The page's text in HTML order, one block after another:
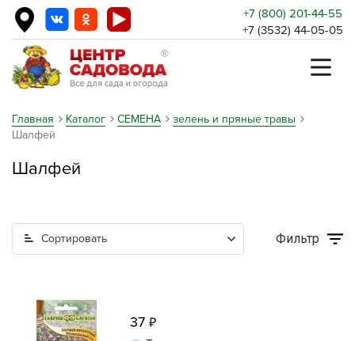
+7 (800) 201-44-55
+7 (3532) 44-05-05
Главная Каталог СЕМЕНА
зелень и пряные травы
Шалфей
Шалфей
Сортировать Фильтр
37